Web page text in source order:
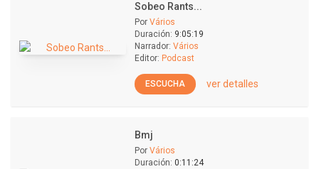
Sobeo Rants...
Por Vários
Duración: 9:05:19
Narrador: Vários
Editor: Podcast
ESCUCHA ver detalles
Bmj
Por Vários
Duración: 0:11:24